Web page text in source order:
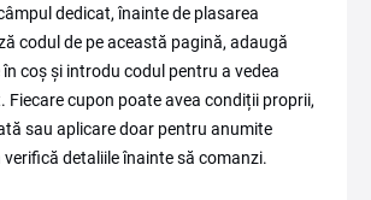
dedicat, înainte de plasarea
codul de pe această pagină, adaugă
coș și introdu codul pentru a vedea
Fiecare cupon poate avea condiții proprii,
sau aplicare doar pentru anumite
detaliile înainte să comanzi.